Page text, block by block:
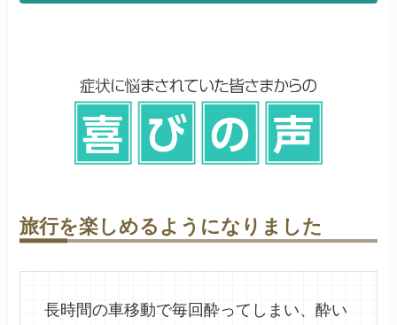
旅行を楽しめるようになりました
長時間の車移動で毎回酔ってしまい、酔い